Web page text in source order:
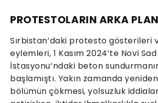
PROTESTOLARIN ARKA
Sırbistan’daki protesto gösterileri
eylemleri, 1 Kasım 2024’te Novi
İstasyonu’ndaki beton
başlamıştı. Yakın zamanda
bölümün çökmesi, yolsuzluk